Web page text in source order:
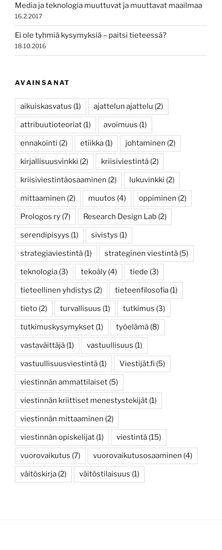
Media ja teknologia muuttuvat ja muuttavat maailmaa
16.2.2017
Ei ole tyhmiä kysymyksiä – paitsi tieteessä?
18.10.2016
AVAINSANAT
aikuiskasvatus (1) ajattelun ajattelu (2)
attribuutioteoriat (1) avoimuus (1)
ennakointi (2) etiikka (1) johtaminen (2)
kirjallisuusvinkki (2) kriisiviestintä (2)
kriisiviestintäosaaminen (2) lukuvinkki (2)
mittaaminen (2) muutos (4) oppiminen (2)
Prologos ry (7) Research Design Lab (2)
serendipisyys (1) sivistys (1)
strategiaviestintä (1) strateginen viestintä (5)
teknologia (3) tekoäly (4) tiede (3)
tieteellinen yhdistys (2) tieteenfilosofia (1)
tieto (2) turvallisuus (1) tutkimus (3)
tutkimuskysymykset (1) työelämä (8)
vastaväittäjä (1) vastuullisuus (1)
vastuullisuusviestintä (1) Viestijät.fi (5)
viestinnän ammattilaiset (5)
viestinnän kriittiset menestystekijät (1)
viestinnän mittaaminen (2)
viestinnän opiskelijat (1) viestintä (15)
vuorovaikutus (7) vuorovaikutusosaaminen (4)
väitöskirja (2) väitöstilaisuus (1)